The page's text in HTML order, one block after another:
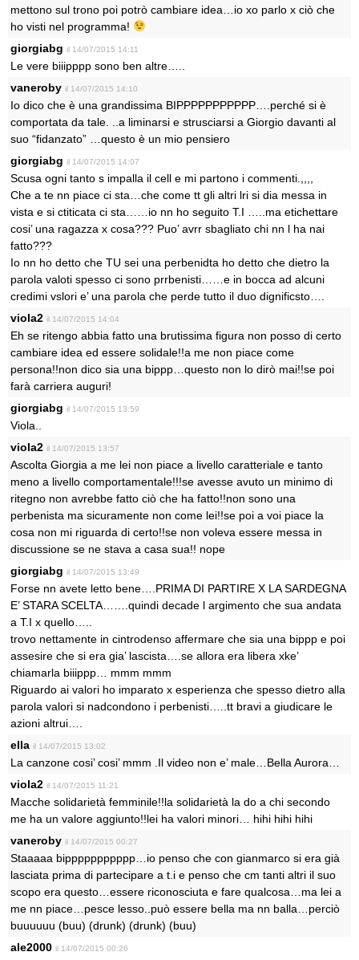
mettono sul trono poi potrò cambiare idea…io xo parlo x ciò che
ho visti nel programma!
giorgiabg il 14/07/2015 14:11
Le vere biiipppp sono ben altre…..
vaneroby il 14/07/2015 14:10
Io dico che è una grandissima BIPPPPPPPPPPP….perché si è
comportata da tale. ..a liminarsi e strusciarsi a Giorgio davanti al
suo “fidanzato” …questo è un mio pensiero
giorgiabg il 14/07/2015 14:07
Scusa ogni tanto s impalla il cell e mi partono i commenti.,,,,
Che a te nn piace ci sta…che come tt gli altri lri si dia messa in
vista e si ctiticata ci sta……io nn ho seguito T.I …..ma etichettare
cosi’ una ragazza x cosa??? Puo’ avrr sbagliato chi nn l ha nai
fatto???
Io nn ho detto che TU sei una perbenidta ho detto che dietro la
parola valoti spesso ci sono prrbenisti……e in bocca ad alcuni
credimi vslori e’ una parola che perde tutto il duo dignificsto….
viola2 il 14/07/2015 14:04
Eh se ritengo abbia fatto una brutissima figura non posso di certo
cambiare idea ed essere solidale!!a me non piace come
persona!!non dico sia una bippp…questo non lo dirò mai!!se poi
farà carriera auguri!
giorgiabg il 14/07/2015 13:59
Viola..
viola2 il 14/07/2015 13:57
Ascolta Giorgia a me lei non piace a livello caratteriale e tanto
meno a livello comportamentale!!!se avesse avuto un minimo di
ritegno non avrebbe fatto ciò che ha fatto!!non sono una
perbenista ma sicuramente non come lei!!se poi a voi piace la
cosa non mi riguarda di certo!!se non voleva essere messa in
discussione se ne stava a casa sua!! nope
giorgiabg il 14/07/2015 13:49
Forse nn avete letto bene….PRIMA DI PARTIRE X LA SARDEGNA
E’ STARA SCELTA…….quindi decade l argimento che sua andata
a T.I x quello…..
trovo nettamente in cintrodenso affermare che sia una bippp e poi
assesire che si era gia’ lascista….se allora era libera xke’
chiamarla biiippp… mmm mmm
Riguardo ai valori ho imparato x esperienza che spesso dietro alla
parola valori si nadcondono i perbenisti…..tt bravi a giudicare le
azioni altrui….
ella il 14/07/2015 13:02
La canzone cosi’ cosi’ mmm .Il video non e’ male…Bella Aurora…
viola2 il 14/07/2015 11:21
Macche solidarietà femminile!!la solidarietà la do a chi secondo
me ha un valore aggiunto!!lei ha valori minori… hihi hihi hihi
vaneroby il 14/07/2015 00:27
Staaaaa bippppppppppp…io penso che con gianmarco si era già
lasciata prima di partecipare a t.i e penso che cm tanti altri il suo
scopo era questo…essere riconosciuta e fare qualcosa…ma lei a
me nn piace…pesce lesso..può essere bella ma nn balla…perciò
buuuuuu (buu) (drunk) (drunk) (buu)
ale2000 il 14/07/2015 00:26